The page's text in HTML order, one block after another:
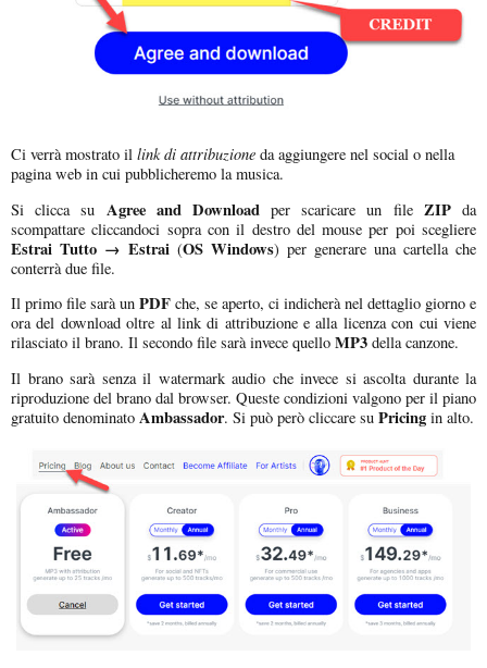
Ci verrà mostrato il link di attribuzione da aggiungere nel social o nella
pagina web in cui pubblicheremo la musica.
Si clicca su Agree and Download per scaricare un file ZIPda
scompattare cliccandoci sopra con il destro del mouse per poi scegliere
Estrai Tutto → Estrai (OS Windows) per generare una cartella che
conterrà due file.
Il primo file sarà un PDF che, se aperto, ci indicherà nel dettaglio giorno e
ora del download oltre al link di attribuzione e alla licenza con cui viene
rilasciato il brano. Il secondo file sarà invece quello MP3 della canzone.
Il brano sarà senza il watermark audio che invece si ascolta durante la
riproduzione del brano dal browser. Queste condizioni valgono per il piano
gratuito denominato Ambassador. Si può però cliccare su Pricing in alto.